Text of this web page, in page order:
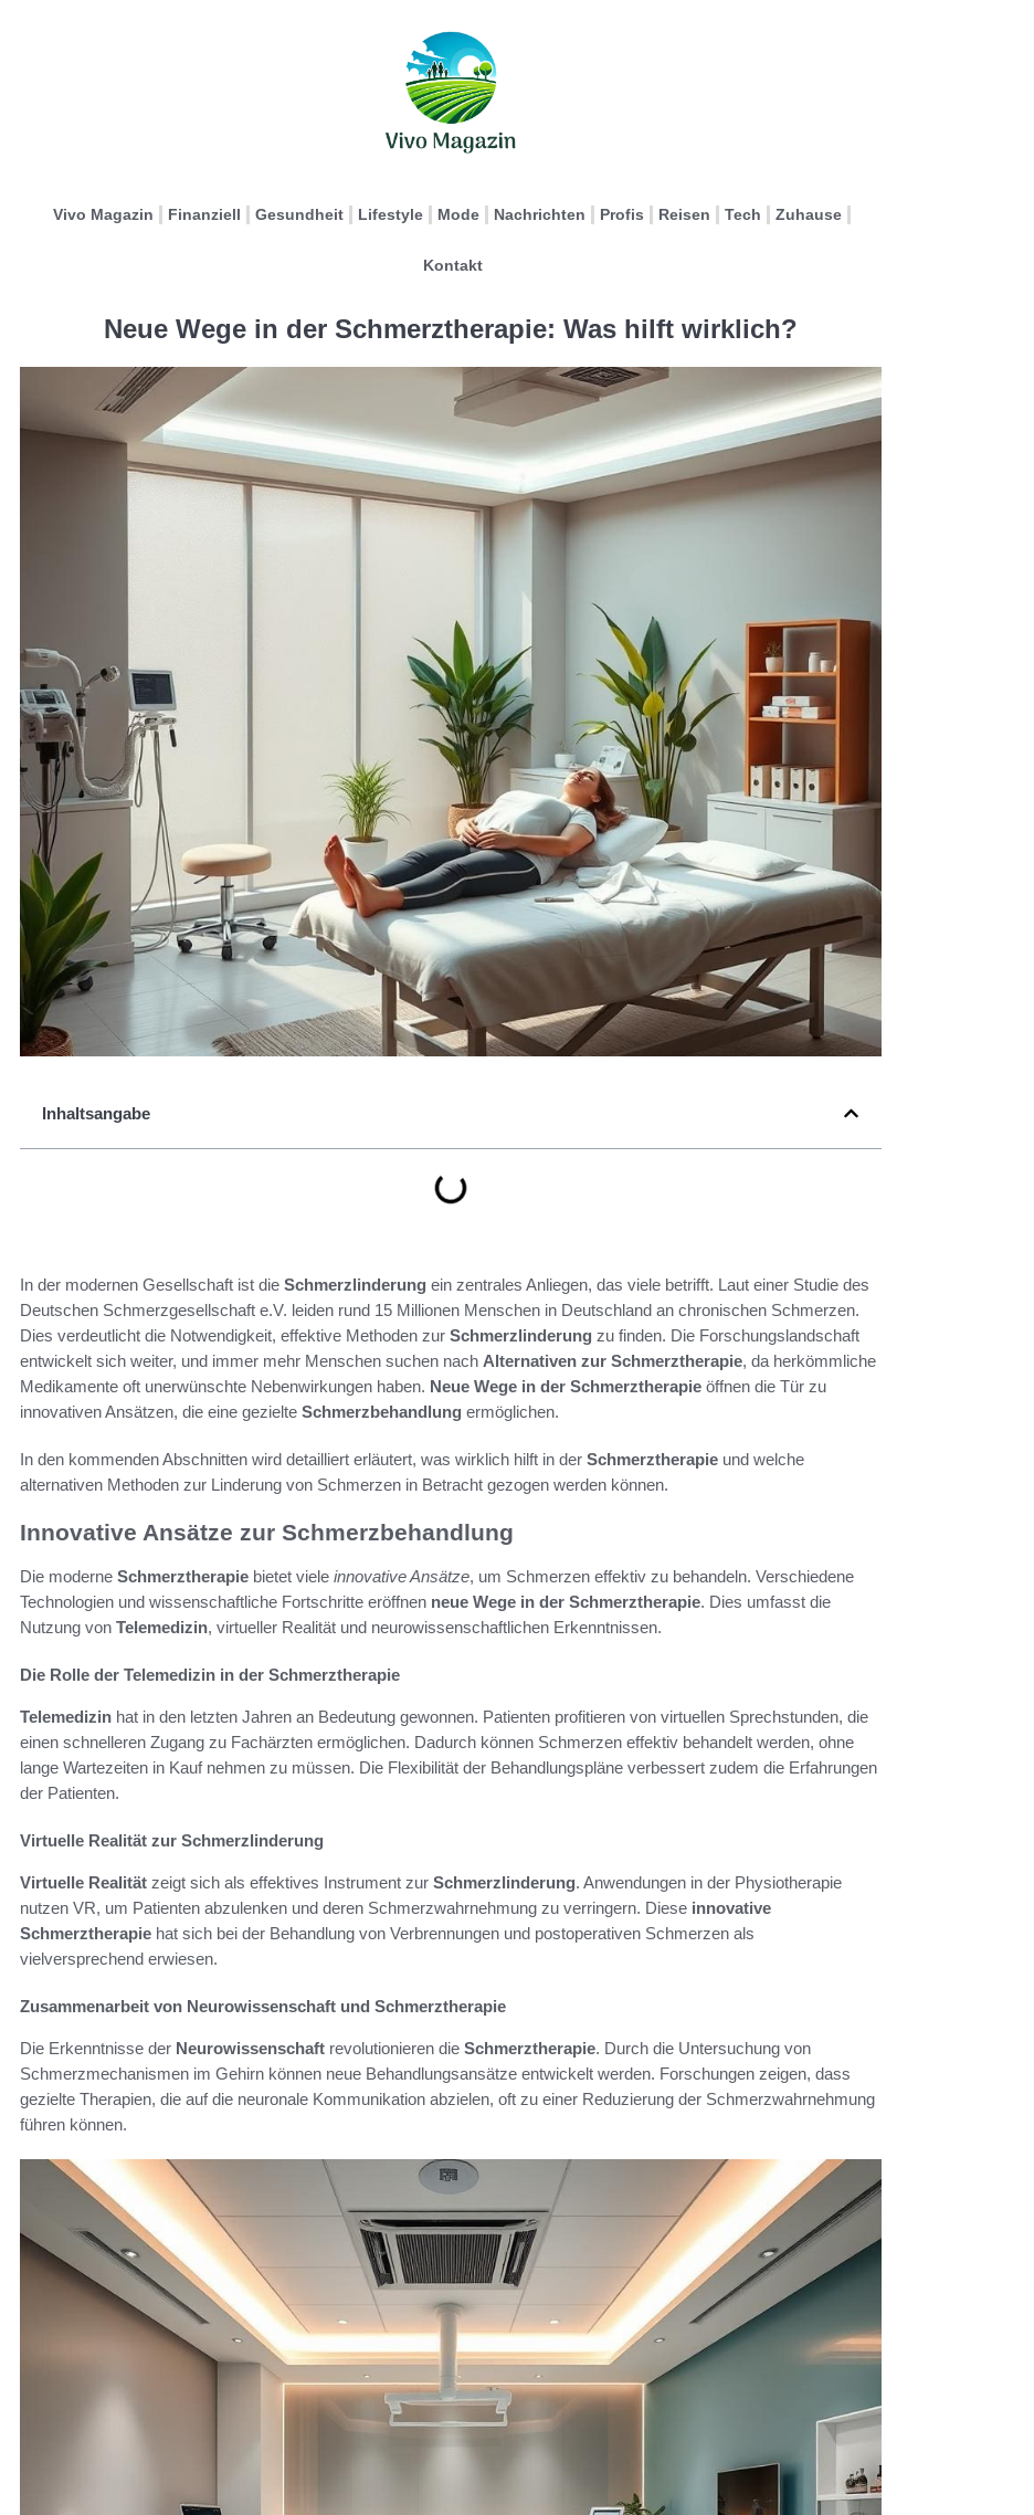
Vivo Magazin Finanziell Gesundheit Lifestyle Mode Nachrichten Profis Reisen Tech Zuhause
Kontakt
Neue Wege in der Schmerztherapie: Was hilft wirklich?
Inhaltsangabe
In der modernen Gesellschaft ist die Schmerzlinderung ein zentrales Anliegen, das viele betrifft. Laut einer Studie des
Deutschen Schmerzgesellschaft e.V. leiden rund 15 Millionen Menschen in Deutschland an chronischen Schmerzen.
Dies verdeutlicht die Notwendigkeit, effektive Methoden zur Schmerzlinderung zu finden. Die Forschungslandschaft
entwickelt sich weiter, und immer mehr Menschen suchen nach Alternativen zur Schmerztherapie, da herkömmliche
Medikamente oft unerwünschte Nebenwirkungen haben. Neue Wege in der Schmerztherapie öffnen die Tür zu
innovativen Ansätzen, die eine gezielte Schmerzbehandlung ermöglichen.
In den kommenden Abschnitten wird detailliert erläutert, was wirklich hilft in der Schmerztherapie und welche
alternativen Methoden zur Linderung von Schmerzen in Betracht gezogen werden können.
Innovative Ansätze zur Schmerzbehandlung
Die moderne Schmerztherapie bietet viele innovative Ansätze, um Schmerzen effektiv zu behandeln. Verschiedene
Technologien und wissenschaftliche Fortschritte eröffnen neue Wege in der Schmerztherapie. Dies umfasst die
Nutzung von Telemedizin, virtueller Realität und neurowissenschaftlichen Erkenntnissen.
Die Rolle der Telemedizin in der Schmerztherapie
Telemedizin hat in den letzten Jahren an Bedeutung gewonnen. Patienten profitieren von virtuellen Sprechstunden, die
einen schnelleren Zugang zu Fachärzten ermöglichen. Dadurch können Schmerzen effektiv behandelt werden, ohne
lange Wartezeiten in Kauf nehmen zu müssen. Die Flexibilität der Behandlungspläne verbessert zudem die Erfahrungen
der Patienten.
Virtuelle Realität zur Schmerzlinderung
Virtuelle Realität zeigt sich als effektives Instrument zur Schmerzlinderung. Anwendungen in der Physiotherapie
nutzen VR, um Patienten abzulenken und deren Schmerzwahrnehmung zu verringern. Diese innovative
Schmerztherapie hat sich bei der Behandlung von Verbrennungen und postoperativen Schmerzen als
vielversprechend erwiesen.
Zusammenarbeit von Neurowissenschaft und Schmerztherapie
Die Erkenntnisse der Neurowissenschaft revolutionieren die Schmerztherapie. Durch die Untersuchung von
Schmerzmechanismen im Gehirn können neue Behandlungsansätze entwickelt werden. Forschungen zeigen, dass
gezielte Therapien, die auf die neuronale Kommunikation abzielen, oft zu einer Reduzierung der Schmerzwahrnehmung
führen können.